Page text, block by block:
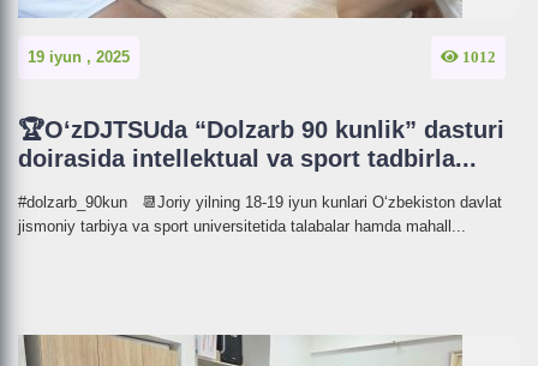
19 iyun , 2025 1012
🏆O‘zDJTSUda “Dolzarb 90 kunlik” dasturi
doirasida intellektual va sport tadbirla...
#dolzarb_90kun 📆Joriy yilning 18-19 iyun kunlari O‘zbekiston davlat
jismoniy tarbiya va sport universitetida talabalar hamda mahall...